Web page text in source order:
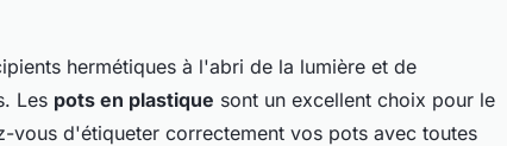
hermétiques à l'abri de la lumière et de
Les pots en plastique sont un excellent choix pour le
vous d'étiqueter correctement vos pots avec toutes